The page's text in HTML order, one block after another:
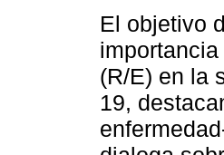
El objetivo
(R/E) en la
19,